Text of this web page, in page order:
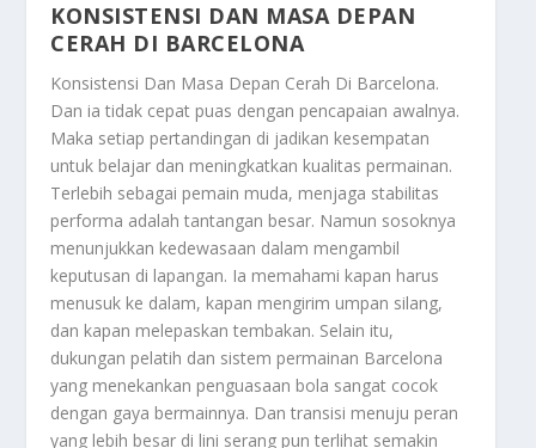
KONSISTENSI DAN MASA DEPAN
CERAH DI BARCELONA
Konsistensi Dan Masa Depan Cerah Di Barcelona.
Dan ia tidak cepat puas dengan pencapaian awalnya.
Maka setiap pertandingan di jadikan kesempatan
untuk belajar dan meningkatkan kualitas permainan.
Terlebih sebagai pemain muda, menjaga stabilitas
performa adalah tantangan besar. Namun sosoknya
menunjukkan kedewasaan dalam mengambil
keputusan di lapangan. Ia memahami kapan harus
menusuk ke dalam, kapan mengirim umpan silang,
dan kapan melepaskan tembakan. Selain itu,
dukungan pelatih dan sistem permainan Barcelona
yang menekankan penguasaan bola sangat cocok
dengan gaya bermainnya. Dan transisi menuju peran
yang lebih besar di lini serang pun terlihat semakin